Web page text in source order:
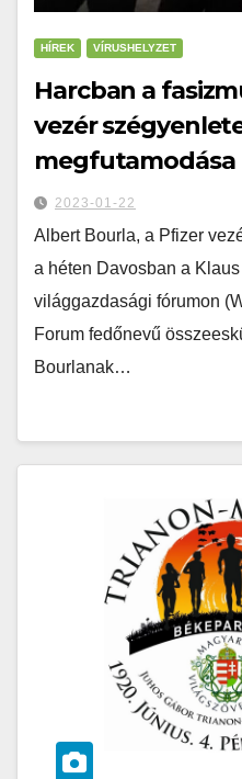
HÍREK VÍRUSHELYZET
Harcban a
vezér
megfutamodása
2023-01-22
Albert Bourla, a Pfizer
a héten Davosban a
világgazdasági fórumon
Forum fedőnevű
Bourlanak…